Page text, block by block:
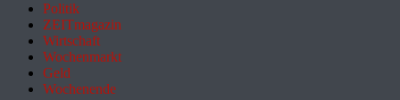
Politik
ZEITmagazin
Wirtschaft
Wochenmarkt
Geld
Wochenende